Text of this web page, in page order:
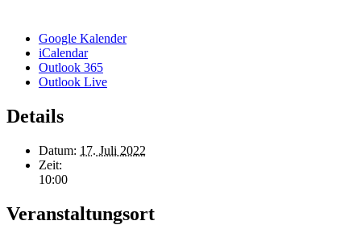
Google Kalender
iCalendar
Outlook 365
Outlook Live
Details
Datum: 17. Juli 2022
Zeit:
10:00
Veranstaltungsort